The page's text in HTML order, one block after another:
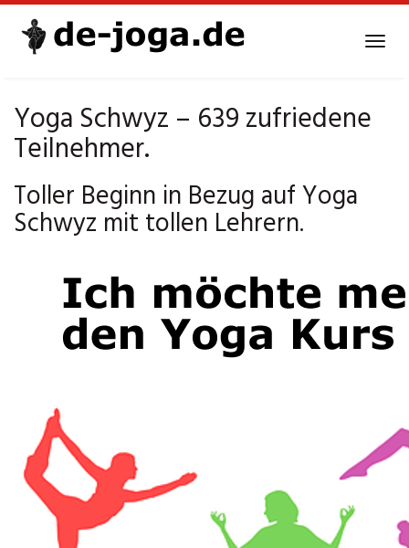
Yoga Schwyz – 639 zufriedene
Teilnehmer.
Toller Beginn in Bezug auf Yoga
Schwyz mit tollen Lehrern.